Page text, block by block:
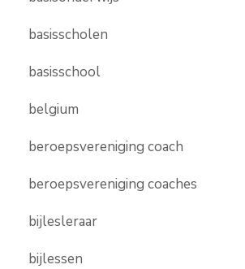
basisscholen
basisschool
belgium
beroepsvereniging coach
beroepsvereniging coaches
bijlesleraar
bijlessen